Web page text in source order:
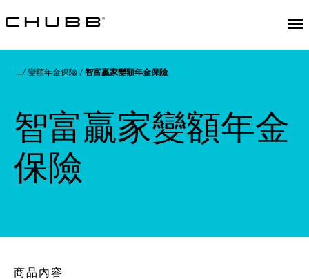
變額年金保險 智富贏家變額年金保險
智富贏家變額年金
保險
商品內容